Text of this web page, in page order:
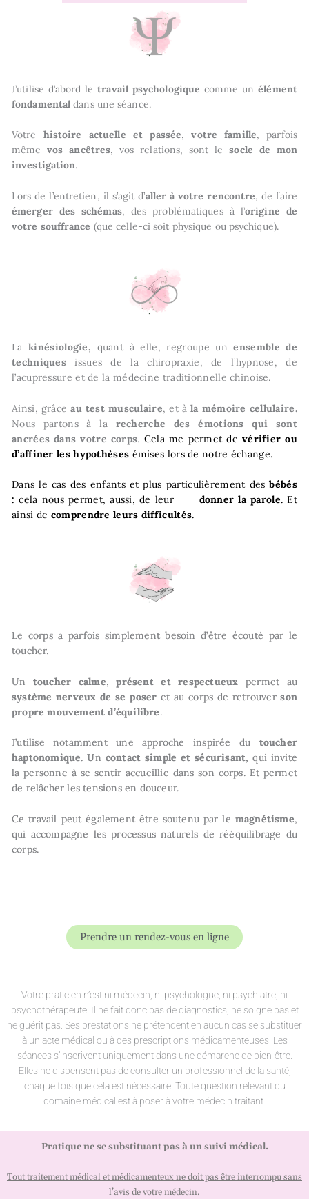
J’utilise d’abord letravail psychologique comme unélément
fondamental dans une séance.
Votre histoire actuelle et passée,votre famille, parfois
même vos ancêtres, vos relations, sont lesocle de mon
investigation.
Lors de l’entretien, il s’agit d’aller à votre rencontre, de faire
émerger des schémas, des problématiques à l’origine de
votre souffrance (que celle-ci soit physique ou psychique).
La kinésiologie, quant à elle, regroupe un ensemble de
techniques issues de la chiropraxie, de l’hypnose, de
l’acupressure et de la médecine traditionnelle chinoise.
Ainsi, grâceau test musculaire, et àla mémoire cellulaire.
Nous partons à la recherche des émotions qui sont
ancrées dans votre corps. Cela me permet de vérifier ou
d’affiner les hypothèses émises lors de notre échange.
Dans le cas des enfants et plus particulièrement des bébés
: cela nous permet, aussi, de leur donner la parole. Et
ainsi de comprendre leurs difficultés.
Le corps a parfois simplement besoin d’être écouté par le
toucher.
Un toucher calme,présent et respectueux permet au
système nerveux de se poser et au corps de retrouverson
propre mouvement d’équilibre.
J’utilise notamment une approche inspirée du toucher
haptonomique. Un contact simple et sécurisant, qui invite
la personne à se sentir accueillie dans son corps. Et permet
de relâcher les tensions en douceur.
Ce travail peut également être soutenu par le magnétisme,
qui accompagne les processus naturels de rééquilibrage du
corps.
Prendre un rendez-vous en ligne
Votre praticien n’est ni médecin, ni psychologue, ni psychiatre, ni
psychothérapeute. Il ne fait donc pas de diagnostics, ne soigne pas et
ne guérit pas. Ses prestations ne prétendent en aucun cas se substituer
à un acte médical ou à des prescriptions médicamenteuses. Les
séances s’inscrivent uniquement dans une démarche de bien-être.
Elles ne dispensent pas de consulter un professionnel de la santé,
chaque fois que cela est nécessaire. Toute question relevant du
domaine médical est à poser à votre médecin traitant.
Pratique ne se substituant pas à un suivi médical.
Tout traitement médical et médicamenteux ne doit pas être interrompu sans
l’avis de votre médecin.